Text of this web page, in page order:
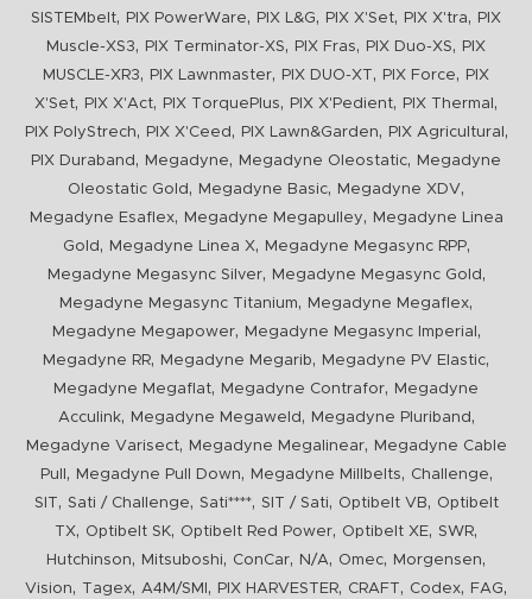
SISTEMbelt, PIX PowerWare, PIX L&G, PIX X'Set, PIX X'tra,
PIX
Muscle-XS3, PIX Terminator-XS, PIX Fras, PIX Duo-XS,
PIX
MUSCLE-XR3, PIX Lawnmaster, PIX DUO-XT , PIX Force,
PIX
X'Set, PIX X'Act, PIX TorquePlus, PIX X'Pedient, PIX Thermal ,
PIX PolyStrech, PIX X'Ceed , PIX Lawn&Garden, PIX Agricultural ,
PIX Duraband , Megadyne, Megadyne Oleostatic,
Megadyne
Oleostatic Gold , Megadyne Basic, Megadyne XDV,
Megadyne Esaflex, Megadyne Megapulley,
Megadyne Linea
Gold , Megadyne Linea X, Megadyne Megasync RPP,
Megadyne Megasync Silver, Megadyne Megasync Gold ,
Megadyne Megasync Titanium, Megadyne Megaflex,
Megadyne Megapower, Megadyne Megasync Imperial ,
Megadyne RR, Megadyne Megarib, Megadyne PV Elastic,
Megadyne Megaflat, Megadyne Contrafor,
Megadyne
Acculink, Megadyne Megaweld , Megadyne Pluriband ,
Megadyne Varisect, Megadyne Megalinear,
Megadyne Cable
Pull
, Megadyne Pull Down, Megadyne Millbelts, Challenge,
SIT , Sati / Challenge, Sati****, SIT / Sati, Optibelt VB, Optibelt
TX, Optibelt SK, Optibelt Red Power, Optibelt XE, SWR,
Hutchinson, Mitsuboshi, ConCar, N/A, Omec, Morgensen,
Vision, Tagex, A4M/SMI , PIX HARVESTER, CRAFT , Codex, FAG,